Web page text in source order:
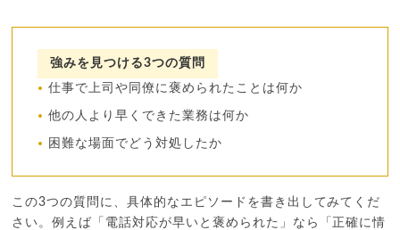
強みを見つける3つの質問
仕事で上司や同僚に褒められたことは何か
他の人より早くできた業務は何か
困難な場面でどう対処したか
この3つの質問に、具体的なエピソードを書き出してみてくだ
さい。例えば「電話対応が早いと褒められた」なら「正確に情